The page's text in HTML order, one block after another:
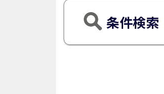
条件検索